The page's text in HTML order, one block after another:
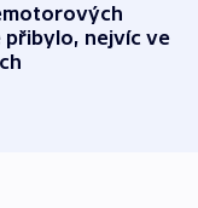
nejvíc ve